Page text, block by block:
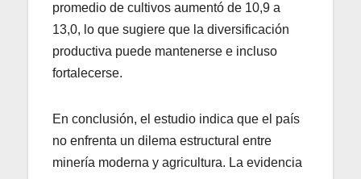
promedio de cultivos aumentó de 10,9 a
13,0, lo que sugiere que la diversificación
productiva puede mantenerse e incluso
fortalecerse.
En conclusión, el estudio indica que el país
no enfrenta un dilema estructural entre
minería moderna y agricultura. La evidencia